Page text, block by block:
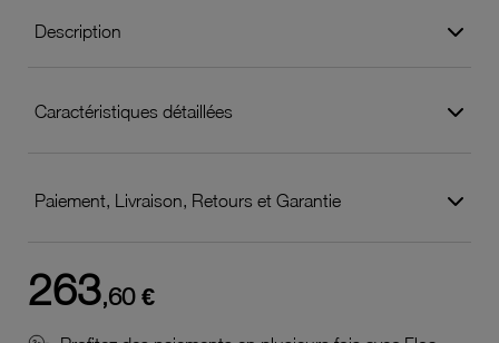
Description
Caractéristiques détaillées
Paiement, Livraison, Retours et Garantie
263,60 €